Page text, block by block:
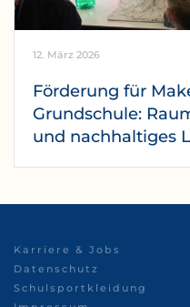
12. März 2026
Förderung für
Grundschule:
und nachhaltiges
Karriere & Jobs
Datenschutz
Schulsportkleidung